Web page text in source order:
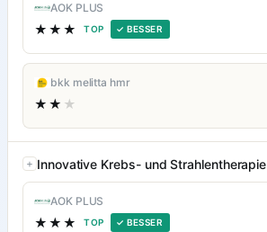
AOK PLUS
★★★ TOP ✓ BESSER
bkk melitta hmr
★★ ★
Innovative Krebs- und Strahlentherapie
AOK PLUS
★★★ TOP ✓ BESSER